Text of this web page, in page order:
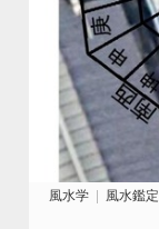
風水学 風水鑑定